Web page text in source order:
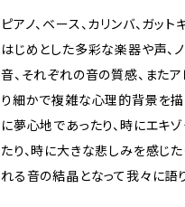
ピアノ、ベース、カリンバ、ガッ
はじめとした多彩な楽器や声、
音、それぞれの音の質感、また
り細かで複雑な心理的背景を描
に夢心地であったり、時にエキ
たり、時に大きな悲しみを感じ
れる音の結晶となって我々に語